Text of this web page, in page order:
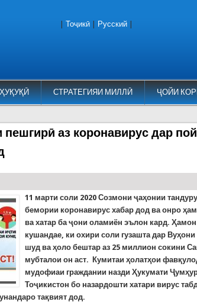
СТРАТЕГИЯИ МИЛЛӢ ҶОЙИ
Тоҷикӣ Русский
аз коронавирус дар
11 марти соли 2020 Созмони ҷаҳонии
бемории коронавирус хабар дод ва онро
ва хатар ба ҷони оламиён эълон кард.
кушандае, ки охири соли гузашта дар
шуд ва ҳоло бештар аз 25 миллион сокини
мубталои он аст. Кумитаи ҳолатҳои
мудофиаи граждании назди Ҳукумати
Тоҷикистон бо назардошти хатари вирус
тақвият дод.